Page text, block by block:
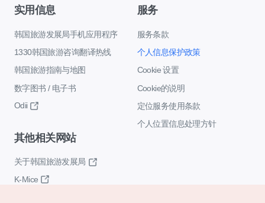
实用信息
韩国旅游发展局手机应用程序
1330韩国旅游咨询翻译热线
韩国旅游指南与地图
数字图书 / 电子书
Odii
服务
服务条款
个人信息保护政策
Cookie 设置
Cookie的说明
定位服务使用条款
个人位置信息处理方针
其他相关网站
关于韩国旅游发展局
K-Mice